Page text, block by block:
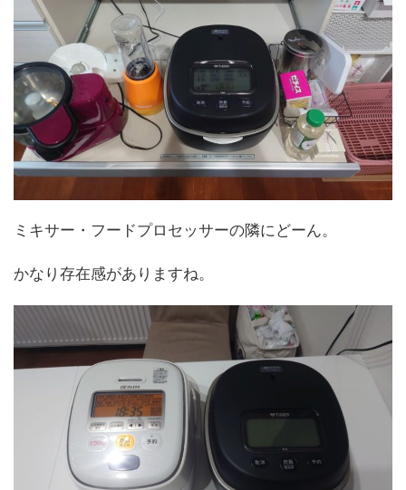
ミキサー・フードプロセッサーの隣にどーん。
かなり存在感がありますね。